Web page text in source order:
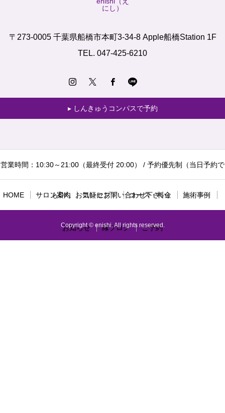
〒273-0005 千葉県船橋市本町3-34-8 Apple船橋Station 1F
TEL. 047-425-6210
しんきゅうコンパスで予約
営業時間：10:30～21:00（最終受付 20:00） / 予約優先制（当日予約で
もOK。お気軽にお問い合わせ下さい）
HOME サロン案内 コンセプト コース・料金 施術事例
お知らせ 縁ブログ ご予約
Copyright © enishi. All rights reserved.